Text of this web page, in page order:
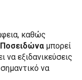
καθώς
μπορεί
να εξιδανικεύσεις
να